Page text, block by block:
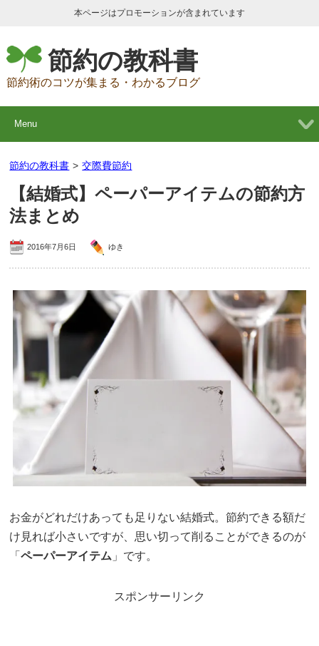
本ページはプロモーションが含まれています
節約の教科書
節約術のコツが集まる・わかるブログ
Menu
節約の教科書 > 交際費節約
【結婚式】ペーパーアイテムの節約方
法まとめ
2016年7月6日 ゆき
お金がどれだけあっても足りない結婚式。節約できる額だ
け見れば小さいですが、思い切って削ることができるのが
「ペーパーアイテム 」です。
スポンサーリンク